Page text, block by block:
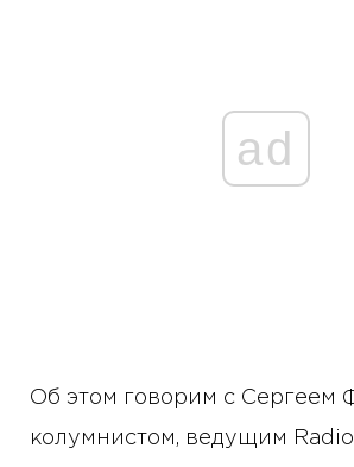
ad
Об этом говорим с Сергеем
колумнистом, ведущим